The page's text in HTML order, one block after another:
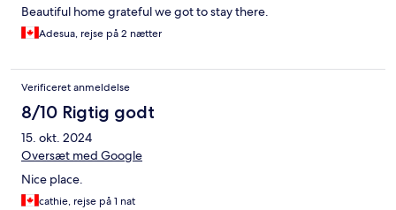
Beautiful home grateful we got to stay there.
Adesua, rejse på 2 nætter
Verificeret anmeldelse
8/10 Rigtig godt
15. okt. 2024
Oversæt med Google
Nice place.
cathie, rejse på 1 nat